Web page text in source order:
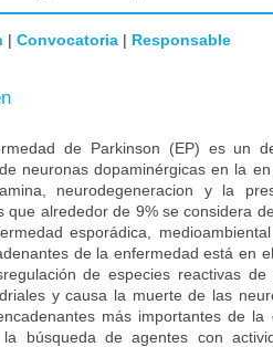
| Convocatoria | Responsable
de Parkinson (EP) es un
neuronas dopaminérgicas en la
neurodegeneracion y la
que alrededor de 9% se considera
esporádica,
de la enfermedad está en
de especies reactivas
y causa la muerte de las
más importantes de
la búsqueda de agentes con